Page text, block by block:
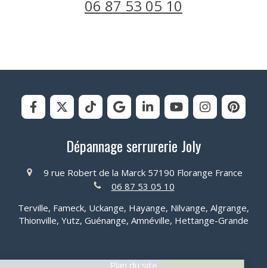
06 87 53 05 10
Dépannage serrurerie Joly
9 rue Robert de la Marck 57190 Florange France
06 87 53 05 10
Terville, Fameck, Uckange, Hayange, Nilvange, Algrange,
Thionville, Yutz, Guénange, Amnéville, Hettange-Grande
Plan du site